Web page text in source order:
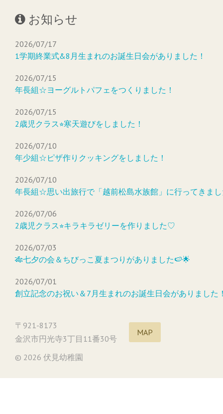
お知らせ
2026/07/17
1学期終業式&8月生まれのお誕生日会がありました！
2026/07/15
年長組☆ヨーグルトパフェをつくりました！
2026/07/15
2歳児クラス⭐︎寒天遊びをしました！
2026/07/10
年少組☆ピザ作りクッキングをしました！
2026/07/10
年長組☆思い出旅行で「越前松島水族館」に行ってきま
2026/07/06
2歳児クラス⭐︎キラキラゼリーを作りました♡
2026/07/03
🎋七夕の会＆ちびっこ夏まつりがありました🍉🌟
2026/07/01
創立記念のお祝い＆7月生まれのお誕生日会がありました
〒921-8173
金沢市円光寺3丁目11番30号
MAP
© 2026 伏見幼稚園